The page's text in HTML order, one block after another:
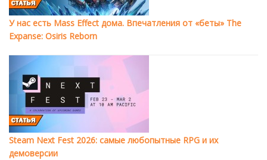
У нас есть Mass Effect дома. Впечатления от «беты» The
Expanse: Osiris Reborn
Steam Next Fest 2026: самые любопытные RPG и их
демоверсии